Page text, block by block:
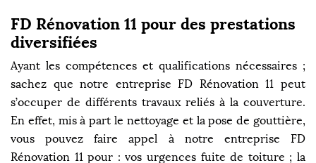
FD Rénovation 11 pour des prestations
diversifiées
Ayant les compétences et qualifications nécessaires ;
sachez que notre entreprise FD Rénovation 11 peut
s’occuper de différents travaux reliés à la couverture.
En effet, mis à part le nettoyage et la pose de gouttière,
vous pouvez faire appel à notre entreprise FD
Rénovation 11 pour : vos urgences fuite de toiture ; la